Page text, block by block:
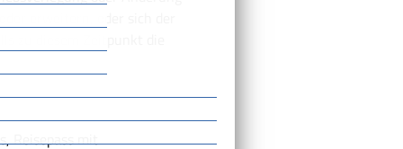
erweitern, oder sich der
zu diesem Zeitpunkt die
Reisepass mit